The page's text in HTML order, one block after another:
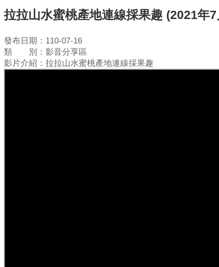
拉拉山水蜜桃產地連線採果趣 (2021年
發布日期：110-07-16
類 別：影音分享區
影片介紹：拉拉山水蜜桃產地連線採果趣